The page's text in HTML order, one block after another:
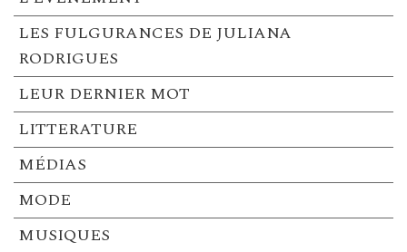
LES FULGURANCES DE JULIANA
RODRIGUES
LEUR DERNIER MOT
LITTERATURE
MÉDIAS
MODE
MUSIQUES